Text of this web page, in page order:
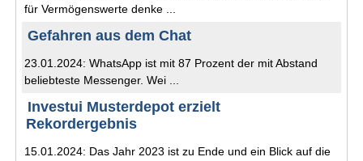
für Vermögenswerte denke ...
Gefahren aus dem Chat
23.01.2024: WhatsApp ist mit 87 Prozent der mit Abstand
beliebteste Messenger. Wei ...
Investui Musterdepot erzielt
Rekordergebnis
15.01.2024: Das Jahr 2023 ist zu Ende und ein Blick auf die